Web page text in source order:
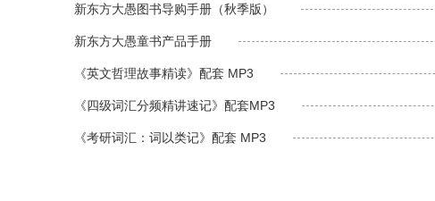
新东方大愚图书导购手册（秋季版）
新东方大愚童书产品手册
《英文哲理故事精读》配套 MP3
《四级词汇分频精讲速记》配套MP3
《考研词汇：词以类记》配套 MP3